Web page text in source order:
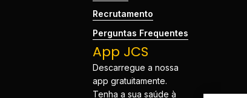
Recrutamento
Perguntas Frequentes
App JCS
Descarregue a nossa
app gratuitamente.
Tenha a sua saúde à